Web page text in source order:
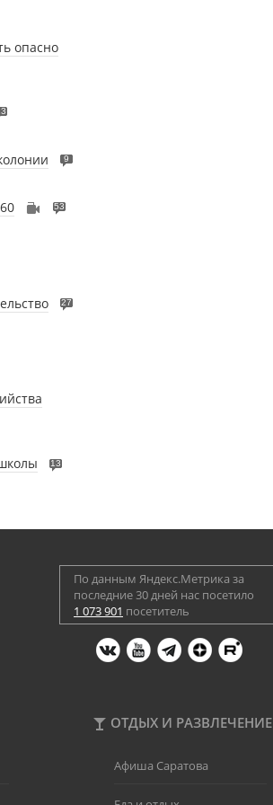
опасно
9
53
27
13
По данным Яндекс.Метрика за
последние 30 дней нас посетило
1 073 901 посетитель
ОТДЫХ И РАЗВЛЕЧЕНИЕ
Афиша Саратова